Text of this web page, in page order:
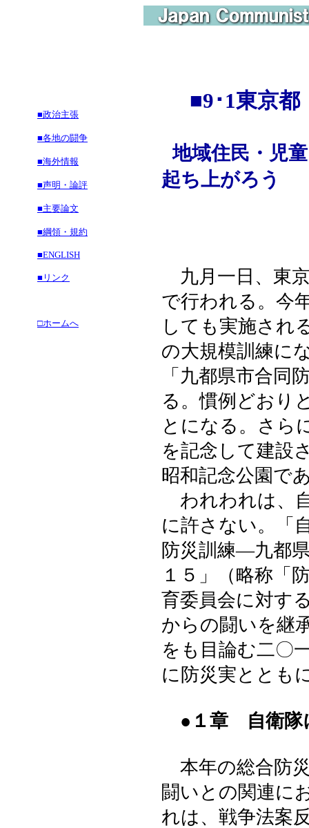
■政治主張
■各地の闘争
■海外情報
■声明・論評
■主要論文
■綱領・規約
■ENGLISH
■リンク
□ホームへ
■9･1東京都
地域住民・児
起ち上がろう
九月一日、東
で行われる。今
しても実施され
の大規模訓練に
「九都県市合同
る。慣例どおり
とになる。さら
を記念して建設
昭和記念公園で
われわれは、
に許さない。「
防災訓練―九都
１５」（略称「
育委員会に対す
からの闘いを継
をも目論む二〇
に防災実ととも
●１章 自衛隊
本年の総合防
闘いとの関連に
れは、戦争法案